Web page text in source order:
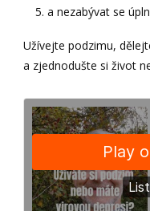
a nezabývat se
Užívejte podzimu,
a zjednodušte si život